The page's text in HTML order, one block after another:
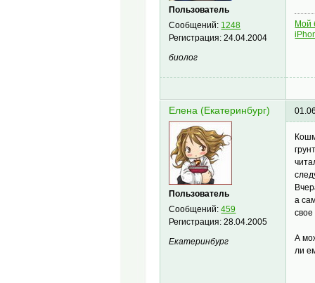
Пользователь
Сообщений: 1248
Регистрация:24.04.2004
биолог
Мой
Елена (Екатеринбург)
Пользователь
Сообщений:459
Регистрация:28.04.2005
Екатеринбург
а
А
ли